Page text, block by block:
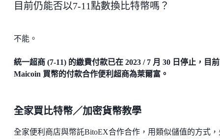
目前仍能否以7-11點數換比特幣嗎？
不能。
統一超商 (7-11) 的繳費付款已在 2023 / 7 月 30 日停止，目前
Maicoin 買幣的付款合作便利超商為萊爾富。
全家買比特幣／加密貨幣教學
全家便利商店與幣託BitoEX合作合作，用類似儲值的方式，